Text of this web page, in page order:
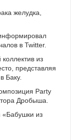
желудка,
в Twitter.
из
представляя
Баку.
Party
Дробыша.
«Бабушки из